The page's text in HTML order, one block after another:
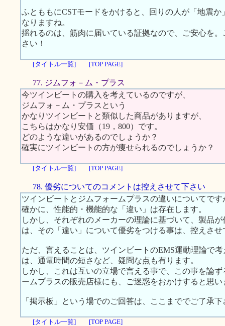
ふとももにCSTモードをかけると、回りの人が「地震
なりますね。
揺れるのは、筋肉に届いている証拠なので、ご安心を
さい！
[タイトル一覧] [TOP PAGE]
77. ジムフォ－ム・プラス
今ツインビートの購入を考えているのですが、
ジムフォ－ム・プラスという
かなりツインビートと類似した商品がありますが、
こちらはかなり安価（19，800）です。
どのような違いがあるのでしょうか？
確実にツインビートの方が痩せられるのでしょうか？
[タイトル一覧] [TOP PAGE]
78. 優劣についてのコメントは控えさせて下さい
ツインビートとジムフォームプラスの違いについてで
確かに、性能的・機能的な「違い」は存在します。
しかし、それぞれのメーカーの理論に基づいて、製品
は、その「違い」について優劣をつける事は、控えさ
ただ、言えることは、ツインビートのEMS運動理論で
は、通電時間の短さなど、疑問な点も有ります。
しかし、これは互いの立場で言える事で、この事を論
ームプラスの販売店様にも、ご迷惑をおかけすると思い
「掲示板」という場でのご回答は、ここまででご了承下
[タイトル一覧] [TOP PAGE]